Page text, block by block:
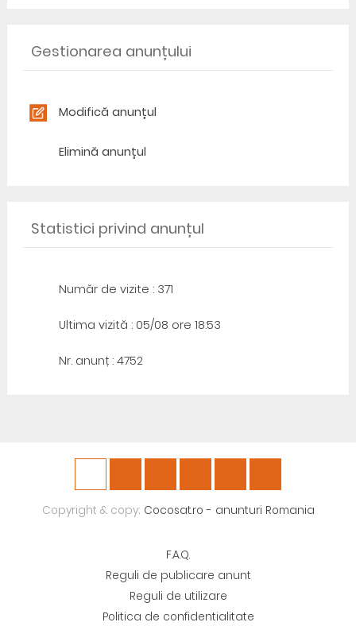
Gestionarea anunțului
Modifică anunțul
Elimină anunțul
Statistici privind anunțul
Număr de vizite : 371
Ultima vizită : 05/08 ore 18:53
Nr. anunț : 4752
Copyright & copy; Cocosat.ro - anunturi Romania
F.A.Q.
Reguli de publicare anunt
Reguli de utilizare
Politica de confidentialitate